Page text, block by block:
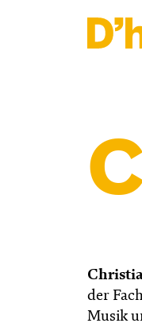
der
Musik